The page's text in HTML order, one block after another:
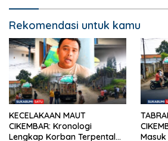
Rekomendasi untuk kamu
KECELAKAAN MAUT
CIKEMBAR: Kronologi
Lengkap Korban Terpental